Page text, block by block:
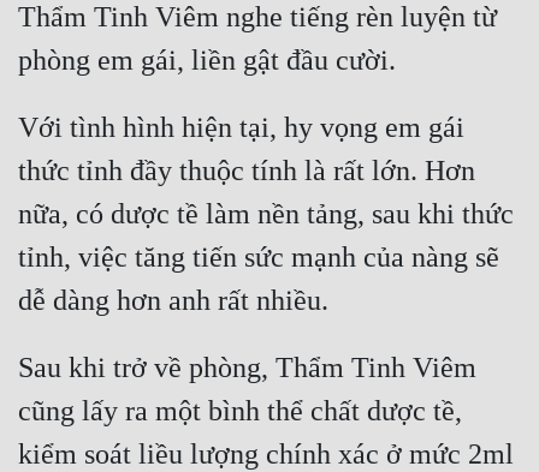
Thẩm Tinh Viêm nghe tiếng rèn luyện từ
Với tình hình hiện tại, hy vọng em gái
thức tỉnh đầy thuộc tính là rất lớn. Hơn
nữa, có dược tề làm nền tảng, sau khi thức
tỉnh, việc tăng tiến sức mạnh của nàng sẽ
Sau khi trở về phòng, Thẩm Tinh Viêm
cũng lấy ra một bình thể chất dược tề,
kiểm soát liều lượng chính xác ở mức 2ml